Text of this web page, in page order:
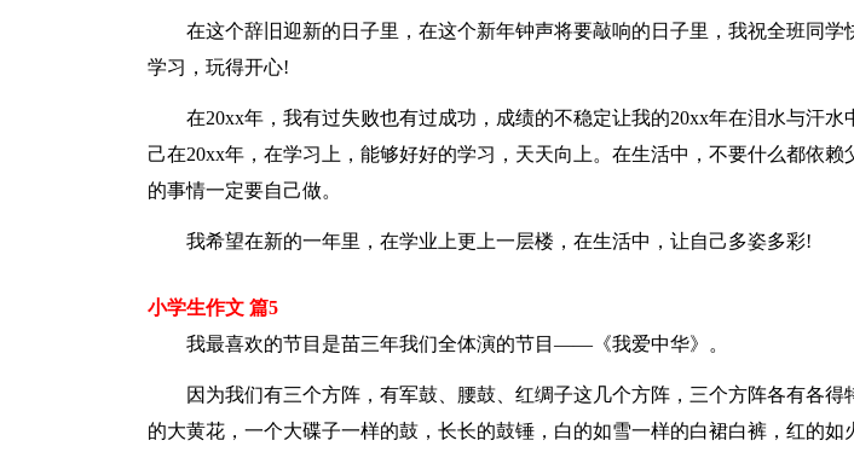
在这个辞旧迎新的日子里，在这个新年钟声将要敲响的日子里，我祝全班同学
学习，玩得开心!
在20xx年，我有过失败也有过成功，成绩的不稳定让我的20xx年在泪水与汗水
己在20xx年，在学习上，能够好好的学习，天天向上。在生活中，不要什么都依赖
的事情一定要自己做。
我希望在新的一年里，在学业上更上一层楼，在生活中，让自己多姿多彩!
小学生作文 篇5
我最喜欢的节目是苗三年我们全体演的节目——《我爱中华》。
因为我们有三个方阵，有军鼓、腰鼓、红绸子这几个方阵，三个方阵各有各得
的大黄花，一个大碟子一样的鼓，长长的鼓锤，白的如雪一样的白裙白裤，红的如